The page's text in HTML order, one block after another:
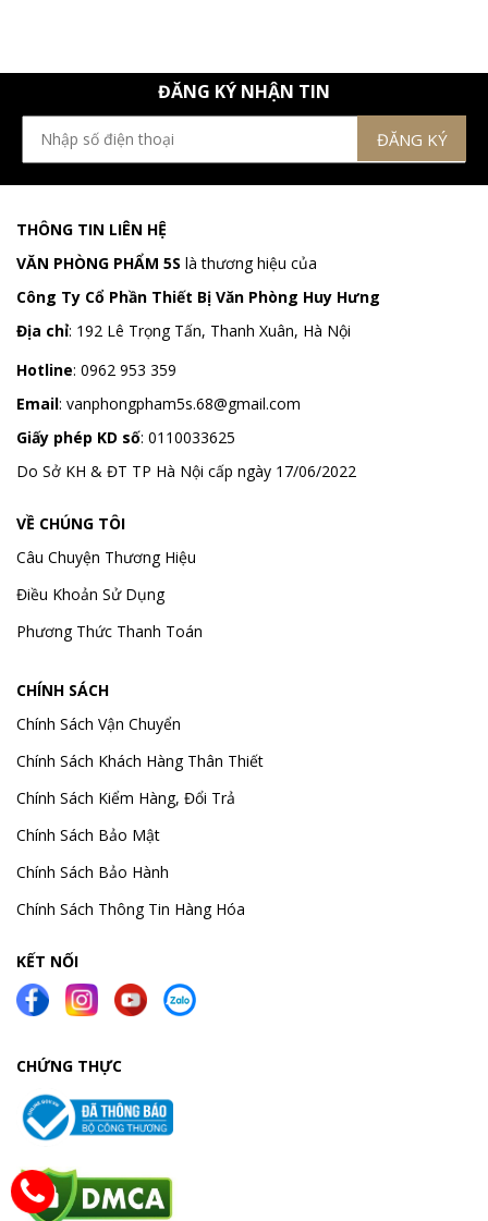
ĐĂNG KÝ NHẬN TIN
THÔNG TIN LIÊN HỆ
VĂN PHÒNG PHẨM 5S là thương hiệu của
Công Ty Cổ Phần Thiết Bị Văn Phòng Huy Hưng
Địa chỉ: 192 Lê Trọng Tấn, Thanh Xuân, Hà Nội
Hotline: 0962 953 359
Email: vanphongpham5s.68@gmail.com
Giấy phép KD số: 0110033625
Do Sở KH & ĐT TP Hà Nội cấp ngày 17/06/2022
VỀ CHÚNG TÔI
Câu Chuyện Thương Hiệu
Điều Khoản Sử Dụng
Phương Thức Thanh Toán
CHÍNH SÁCH
Chính Sách Vận Chuyển
Chính Sách Khách Hàng Thân Thiết
Chính Sách Kiểm Hàng, Đổi Trả
Chính Sách Bảo Mật
Chính Sách Bảo Hành
Chính Sách Thông Tin Hàng Hóa
KẾT NỐI
CHỨNG THỰC